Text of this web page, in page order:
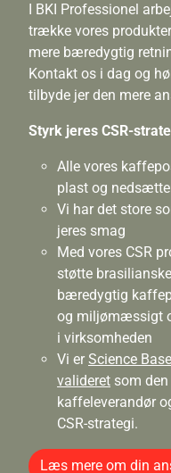
I BKI Professionel
trække vores
mere bæredygtig
Kontakt os i dag og
tilbyde jer den mere
Styrk jeres CSR-
Alle vores
plast og
Vi har det store
jeres smag
Med vores CSR
støtte
bæredygtig
og miljømæssigt
i virksomheden
Vi er Science
valideret som
kaffeleverandør
CSR-strategi.
Læs mere om din